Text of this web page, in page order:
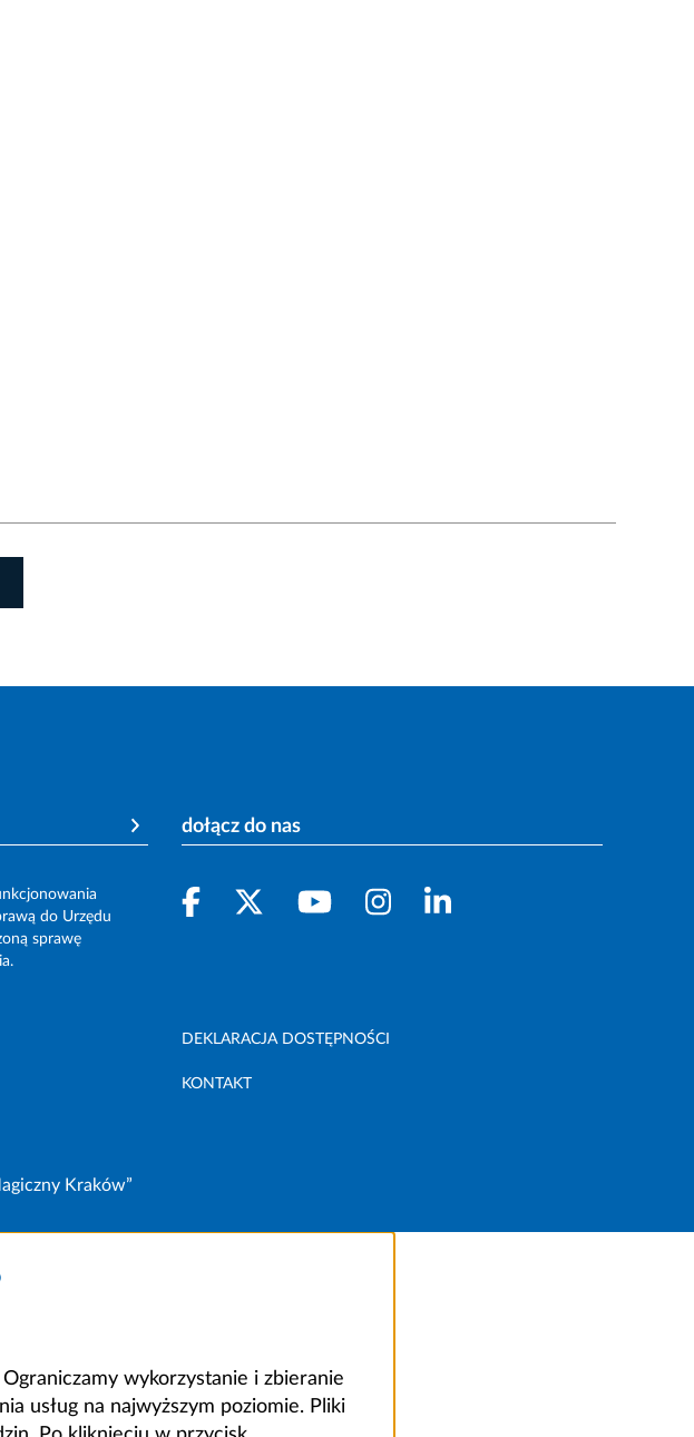
do Urzędu
sprawę
dołącz do nas
DEKLARACJA DOSTĘPNOŚCI
KONTAKT
Kraków”
wykorzystanie i zbieranie
usług na najwyższym poziomie. Pliki